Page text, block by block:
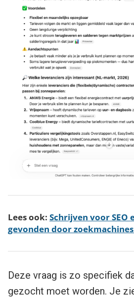
Lees ook: Schrijven voor SEO
gevonden door zoekmachines
Deze vraag is zo specifiek
gezocht moet worden. Je